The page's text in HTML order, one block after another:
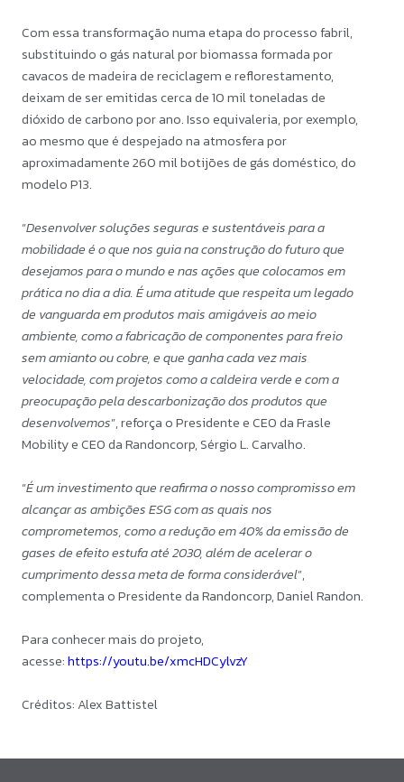
Com essa transformação numa etapa do processo fabril,
substituindo o gás natural por biomassa formada por
cavacos de madeira de reciclagem e reflorestamento,
deixam de ser emitidas cerca de 10 mil toneladas de
dióxido de carbono por ano. Isso equivaleria, por exemplo,
ao mesmo que é despejado na atmosfera por
aproximadamente 260 mil botijões de gás doméstico, do
modelo P13.
“Desenvolver soluções seguras e sustentáveis para a
mobilidade é o que nos guia na construção do futuro que
desejamos para o mundo e nas ações que colocamos em
prática no dia a dia. É uma atitude que respeita um legado
de vanguarda em produtos mais amigáveis ao meio
ambiente, como a fabricação de componentes para freio
sem amianto ou cobre, e que ganha cada vez mais
velocidade, com projetos como a caldeira verde e com a
preocupação pela descarbonização dos produtos que
desenvolvemos”, reforça o Presidente e CEO da Frasle
Mobility e CEO da Randoncorp, Sérgio L. Carvalho.
“É um investimento que reafirma o nosso compromisso em
alcançar as ambições ESG com as quais nos
comprometemos, como a redução em 40% da emissão de
gases de efeito estufa até 2030, além de acelerar o
cumprimento dessa meta de forma considerável”,
complementa o Presidente da Randoncorp, Daniel Randon.
Para conhecer mais do projeto,
acesse:https://youtu.be/xmcHDCylvzY
Créditos: Alex Battistel